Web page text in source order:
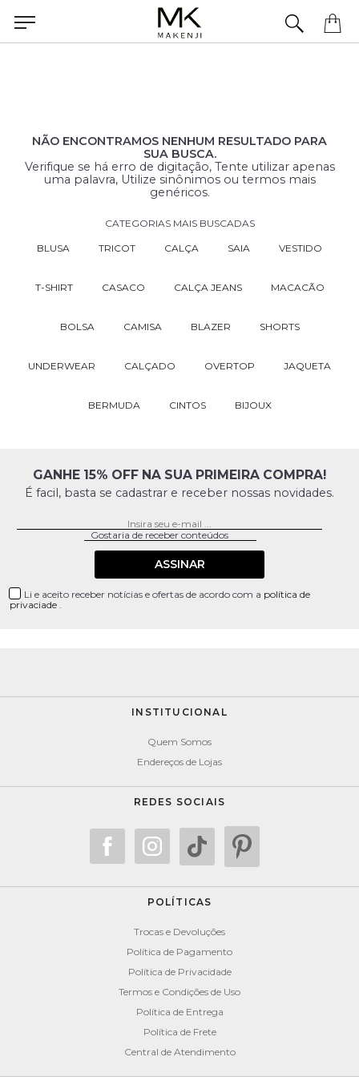
NÃO ENCONTRAMOS NENHUM RESULTADO PARA
SUA BUSCA.
Verifique se há erro de digitação, Tente utilizar apenas
uma palavra, Utilize sinônimos ou termos mais
genéricos.
CATEGORIAS MAIS BUSCADAS
BLUSA TRICOT CALÇA SAIA VESTIDO
T-SHIRT CASACO CALÇA JEANS MACACÃO
BOLSA CAMISA BLAZER SHORTS
UNDERWEAR CALÇADO OVERTOP JAQUETA
BERMUDA CINTOS BIJOUX
GANHE 15% OFF NA SUA PRIMEIRA COMPRA!
É facil, basta se cadastrar e receber nossas novidades.
ASSINAR
Li e aceito receber notícias e ofertas de acordo com a política de
privaciade
INSTITUCIONAL
Quem Somos
Endereços de Lojas
REDES SOCIAIS
POLÍTICAS
Trocas e Devoluções
Política de Pagamento
Política de Privacidade
Termos e Condições de Uso
Política de Entrega
Política de Frete
Central de Atendimento